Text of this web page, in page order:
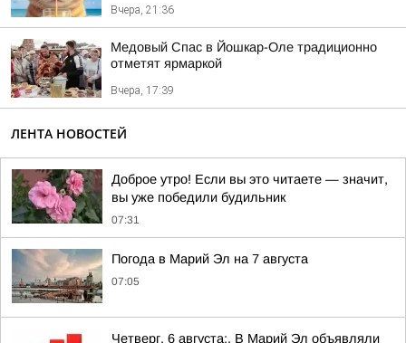
Вчера, 21:36
Медовый Спас в Йошкар-Оле традиционно
отметят ярмаркой
Вчера, 17:39
ЛЕНТА НОВОСТЕЙ
Доброе утро! Если вы это читаете — значит,
вы уже победили будильник
07:31
Погода в Марий Эл на 7 августа
07:05
Четверг, 6 августа:. В Марий Эл объявляли